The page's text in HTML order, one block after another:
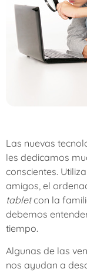
Las nuevas
les dedicamos
conscientes.
amigos, el
tabletcon la
debemos
tiempo.
Algunas de las
nos ayudan a